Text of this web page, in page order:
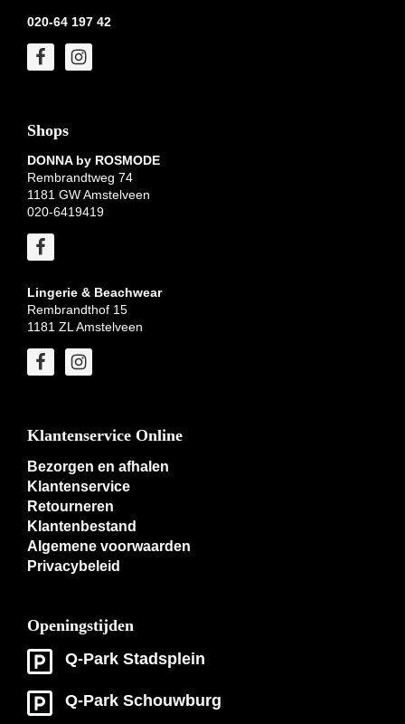
020-64 197 42
Shops
DONNA by ROSMODE
Rembrandtweg 74
1181 GW Amstelveen
020-6419419
Lingerie & Beachwear
Rembrandthof 15
1181 ZL Amstelveen
Klantenservice Online
Bezorgen en afhalen
Klantenservice
Retourneren
Klantenbestand
Algemene voorwaarden
Privacybeleid
Openingstijden
Q-Park Stadsplein
Q-Park Schouwburg